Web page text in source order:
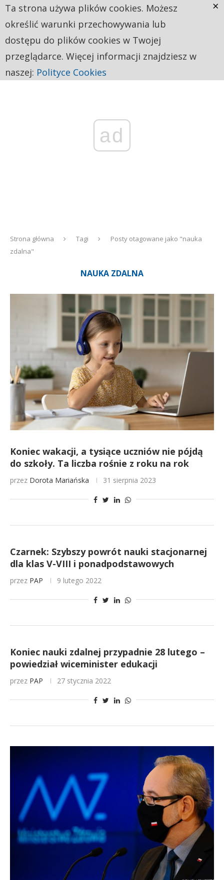
ad
Strona główna Tagi
Posty otagowane jako "nauka
zdalna"
NAUKA ZDALNA
Koniec wakacji, a tysiące uczniów nie pójdą
do szkoły. Ta liczba rośnie z roku na rok
przez Dorota Mariańska 31 sierpnia 2023
Czarnek: Szybszy powrót nauki stacjonarnej
dla klas V-VIII i ponadpodstawowych
przez PAP 9 lutego 2022
Koniec nauki zdalnej przypadnie 28 lutego –
powiedział wiceminister edukacji
przez PAP 27 stycznia 2022
Ta strona używa plików cookies. Możesz
określić warunki przechowywania lub
dostępu do plików cookies w Twojej
przeglądarce. Więcej informacji znajdziesz w
naszej: Polityce Cookies
×